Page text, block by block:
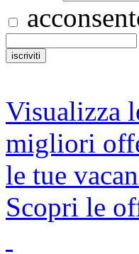
Visualizza
migliori
le tue
Scopri le